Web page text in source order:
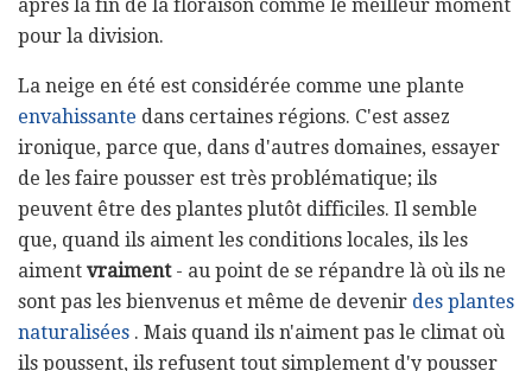
après la fin de la floraison comme le meilleur moment
pour la division.
La neige en été est considérée comme une plante
envahissante dans certaines régions. C'est assez
ironique, parce que, dans d'autres domaines, essayer
de les faire pousser est très problématique; ils
peuvent être des plantes plutôt difficiles. Il semble
que, quand ils aiment les conditions locales, ils les
aiment vraiment- au point de se répandre là où ils ne
sont pas les bienvenus et même de devenir des plantes
naturalisées . Mais quand ils n'aiment pas le climat où
ils poussent, ils refusent tout simplement d'y pousser